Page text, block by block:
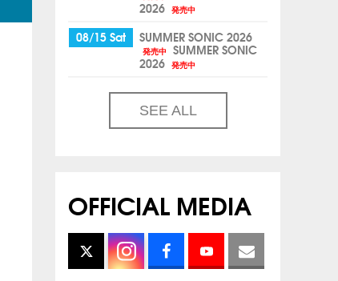
2026 発売中
08/15 Sat SUMMER SONIC 2026
発売中 SUMMER SONIC
2026 発売中
SEE ALL
OFFICIAL MEDIA